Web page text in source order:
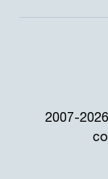
2007-